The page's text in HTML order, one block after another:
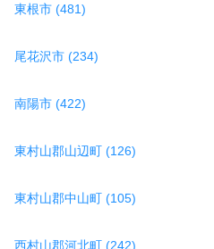
東根市 (481)
尾花沢市 (234)
南陽市 (422)
東村山郡山辺町 (126)
東村山郡中山町 (105)
西村山郡河北町 (242)